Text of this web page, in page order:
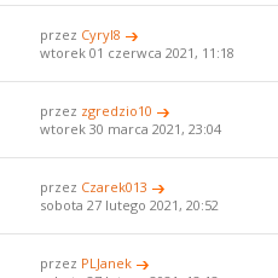
przez Cyryl8
wtorek 01 czerwca 2021, 11:18
przez zgredzio10
wtorek 30 marca 2021, 23:04
przez Czarek013
sobota 27 lutego 2021, 20:52
przez PLJanek